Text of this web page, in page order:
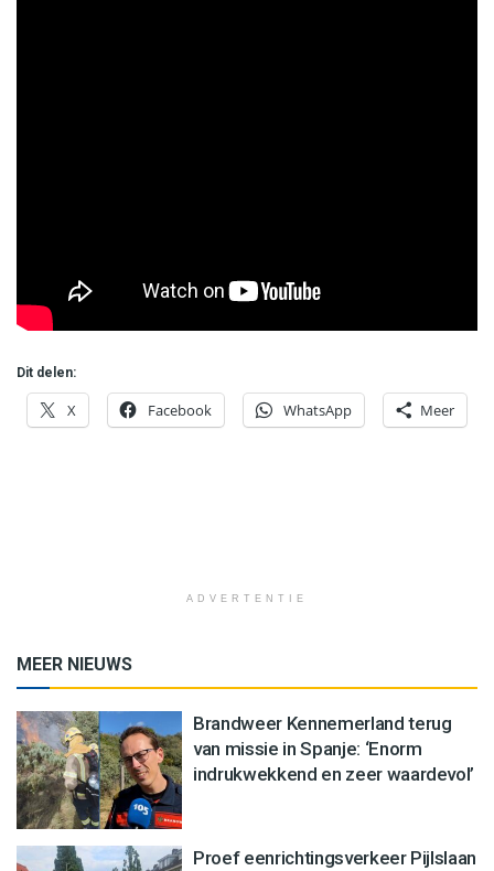
Dit delen:
X Facebook WhatsApp Meer
ADVERTENTIE
MEER NIEUWS
Brandweer Kennemerland terug
van missie in Spanje: ‘Enorm
indrukwekkend en zeer waardevol’
Proef eenrichtingsverkeer Pijlslaan